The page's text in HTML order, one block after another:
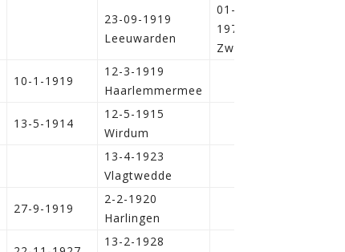
23-09-1919
Leeuwarden
01-07-
1972,
Zwolle
10-1-1919
12-3-1919
Haarlemmermee
13-5-1914
12-5-1915
Wirdum
13-4-1923
Vlagtwedde
27-9-1919
2-2-1920
Harlingen
13-2-1928